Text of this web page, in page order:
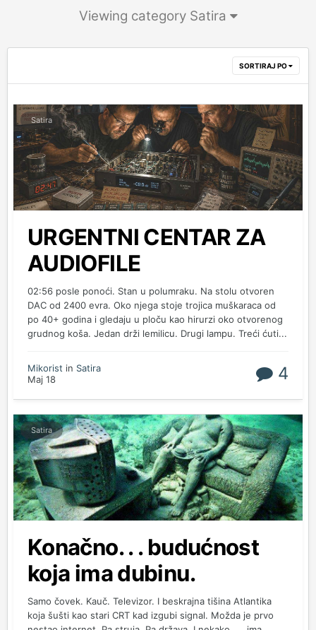
Viewing category Satira
SORTIRAJ PO
Satira
URGENTNI CENTAR ZA
AUDIOFILE
02:56 posle ponoći. Stan u polumraku. Na stolu otvoren
DAC od 2400 evra. Oko njega stoje trojica muškaraca od
po 40+ godina i gledaju u ploču kao hirurzi oko otvorenog
grudnog koša. Jedan drži lemilicu. Drugi lampu. Treći ćuti...
Mikorist in Satira
Maj 18
4
Satira
Konačno. . . budućnost
koja ima dubinu.
Samo čovek. Kauč. Televizor. I beskrajna tišina Atlantika
koja šušti kao stari CRT kad izgubi signal. Možda je prvo